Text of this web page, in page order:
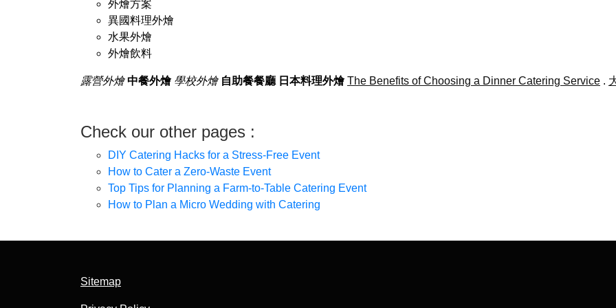
外燴方案
異國料理外燴
水果外燴
外燴飲料
露營外燴 中餐外燴 學校外燴 自助餐餐廳 日本料理外燴 The Benefits of Choosing a Dinner Catering Service .
Check our other pages :
DIY Catering Hacks for a Stress-Free Event
How to Cater a Zero-Waste Event
Top Tips for Planning a Farm-to-Table Catering Event
How to Plan a Micro Wedding with Catering
Sitemap